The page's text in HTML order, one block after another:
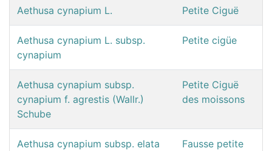
Aethusa cynapium L. Petite Ciguë
Aethusa cynapium L. subsp.
cynapium
Petite cigüe
Aethusa cynapium subsp.
cynapium f. agrestis (Wallr.)
Schube
Petite Ciguë
des moissons
Aethusa cynapium subsp. elata
Fausse petite